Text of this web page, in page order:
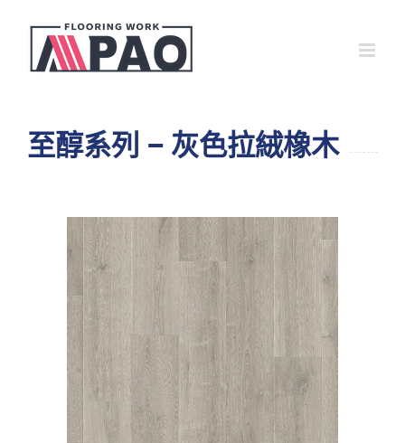
content
至醇系列 – 灰色拉絨橡木